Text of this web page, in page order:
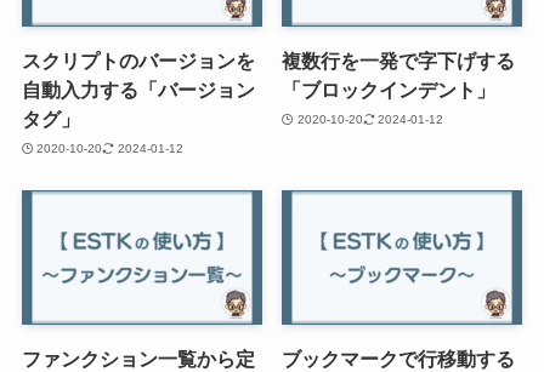
スクリプトのバージョンを
自動入力する「バージョン
タグ」
2020-10-20 2024-01-12
複数行を一発で字下げする
「ブロックインデント」
2020-10-20 2024-01-12
ファンクション一覧から定
ブックマークで行移動する